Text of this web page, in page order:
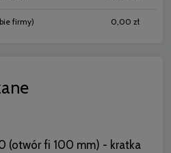
firmy) 0,00 zł
(otwór fi 100 mm) - kratka